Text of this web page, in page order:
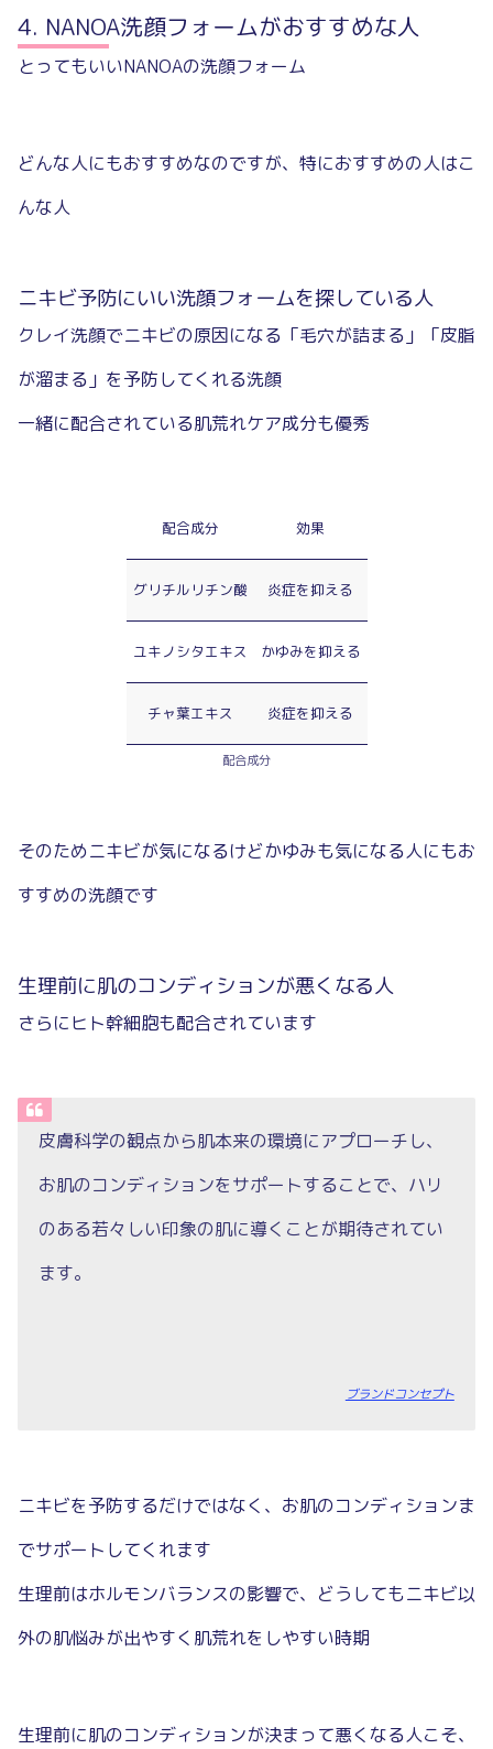
NANOA洗顔フォームがおすすめな人
とってもいいNANOAの洗顔フォーム
どんな人にもおすすめなのですが、特におすすめの人はこ
んな人
ニキビ予防にいい洗顔フォームを探している人
クレイ洗顔でニキビの原因になる「毛穴が詰まる」「皮脂
が溜まる」を予防してくれる洗顔
一緒に配合されている肌荒れケア成分も優秀
配合成分 効果
グリチルリチン酸 炎症を抑える
ユキノシタエキス かゆみを抑える
チャ葉エキス 炎症を抑える
配合成分
そのためニキビが気になるけどかゆみも気になる人にもお
すすめの洗顔です
生理前に肌のコンディションが悪くなる人
さらにヒト幹細胞も配合されています
皮膚科学の観点から肌本来の環境にアプローチし、
お肌のコンディションをサポートすることで、ハリ
のある若々しい印象の肌に導くことが期待されてい
ます。
ブランドコンセプト
ニキビを予防するだけではなく、お肌のコンディションま
でサポートしてくれます
生理前はホルモンバランスの影響で、どうしてもニキビ以
外の肌悩みが出やすく肌荒れをしやすい時期
生理前に肌のコンディションが決まって悪くなる人こそ、